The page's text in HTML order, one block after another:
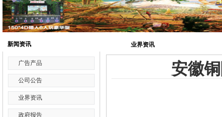
新闻资讯
广告产品
公司公告
业界资讯
政府报告
业界资讯
安徽